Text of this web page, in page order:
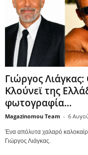
Γιώργος
Κλούνεϊ της
φωτογραφία...
Magazinomou Team - 6
Ένα απόλυτα χαλαρό
Γιώργος Λιάγκας.